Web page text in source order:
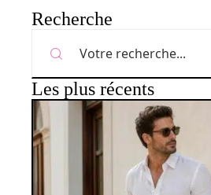
Recherche
Les plus récents